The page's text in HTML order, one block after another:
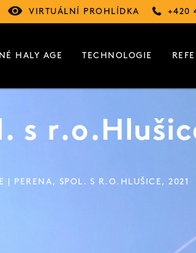
VIRTUÁLNÍ PROHLÍDKA +420
HALY AGE TECHNOLOGIE
s
| PERENA, SPOL. S R.O.HLUŠICE, 2021